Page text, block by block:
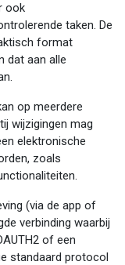
ook
taken. De
format
dat aan alle
op meerdere
wijzigingen mag
elektronische
zoals
(via de app of
verbinding waarbij
of een
standaard protocol